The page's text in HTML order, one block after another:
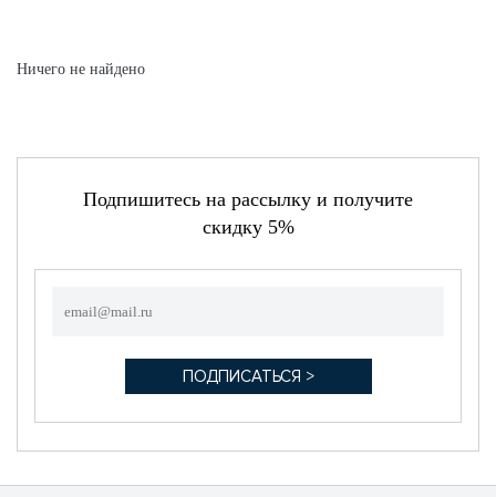
Ничего не найдено
Подпишитесь на рассылку и получите
скидку 5%